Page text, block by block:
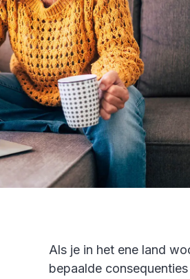
Als je in het ene land
bepaalde